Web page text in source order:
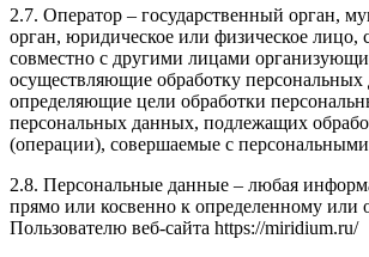
2.7. Оператор – государственный орган,
орган, юридическое или физическое лицо,
совместно с другими лицами
осуществляющие обработку
определяющие цели обработки
персональных данных, подлежащих
(операции), совершаемые с
2.8. Персональные данные – любая
прямо или косвенно к определенному или
Пользователю веб-сайта https://miridium.ru/